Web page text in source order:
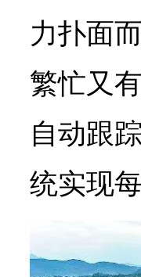
力扑面
繁忙又
自动跟
统实现